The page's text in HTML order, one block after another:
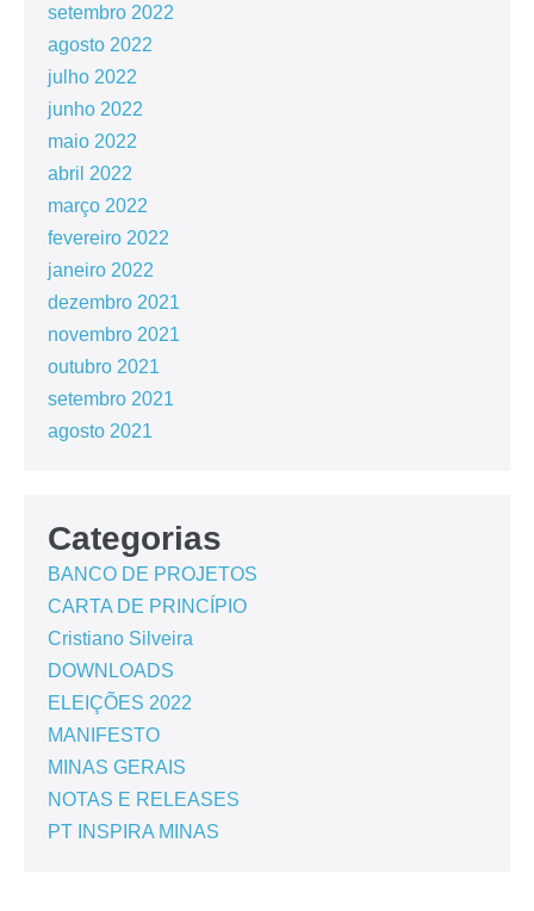
setembro 2022
agosto 2022
julho 2022
junho 2022
maio 2022
abril 2022
março 2022
fevereiro 2022
janeiro 2022
dezembro 2021
novembro 2021
outubro 2021
setembro 2021
agosto 2021
Categorias
BANCO DE PROJETOS
CARTA DE PRINCÍPIO
Cristiano Silveira
DOWNLOADS
ELEIÇÕES 2022
MANIFESTO
MINAS GERAIS
NOTAS E RELEASES
PT INSPIRA MINAS